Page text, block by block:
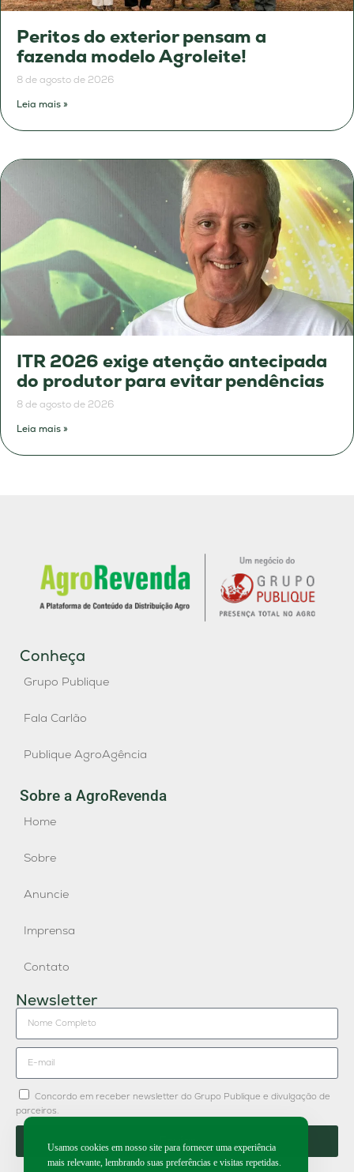
Peritos do exterior pensam a
fazenda modelo Agroleite!
8 de agosto de 2026
Leia mais »
ITR 2026 exige atenção antecipada
do produtor para evitar pendências
8 de agosto de 2026
Leia mais »
Conheça
Grupo Publique
Fala Carlão
Publique AgroAgência
Sobre a AgroRevenda
Home
Sobre
Anuncie
Imprensa
Contato
Newsletter
Concordo em receber newsletter do Grupo Publique e divulgação de
parceiros.
Enviar
Usamos cookies em nosso site para fornecer uma experiência
mais relevante, lembrando suas preferências e visitas repetidas.